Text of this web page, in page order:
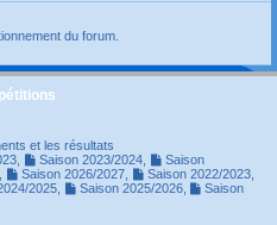
du forum.
et les résultats
, Saison 2023/2024,
Saison
Saison 2026/2027, Saison 2022/2023,
2025, Saison 2025/2026,
Saison